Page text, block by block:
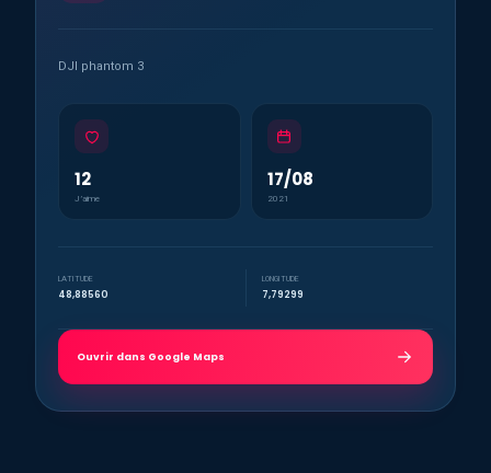
DJI phantom 3
12
J’aime
17/08
2021
LATITUDE
48,88560
LONGITUDE
7,79299
Ouvrir dans Google Maps